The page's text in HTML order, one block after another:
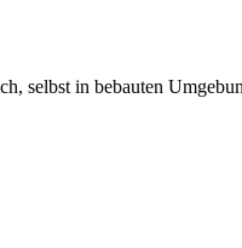
selbst in bebauten